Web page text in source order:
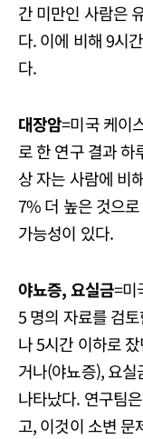
간 미만인 사람은
다. 이에 비해 9시
다.
대장암=미국 케이
로 한 연구 결과 하
상 자는 사람에 비
7% 더 높은 것으
가능성이 있다.
야뇨증, 요실금=미
5 명의 자료를 검
나 5시간 이하로
거나(야뇨증), 요
나타났다. 연구팀
고, 이것이 소변 문